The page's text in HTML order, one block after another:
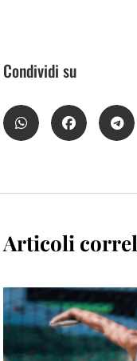
Condividi su
Articoli